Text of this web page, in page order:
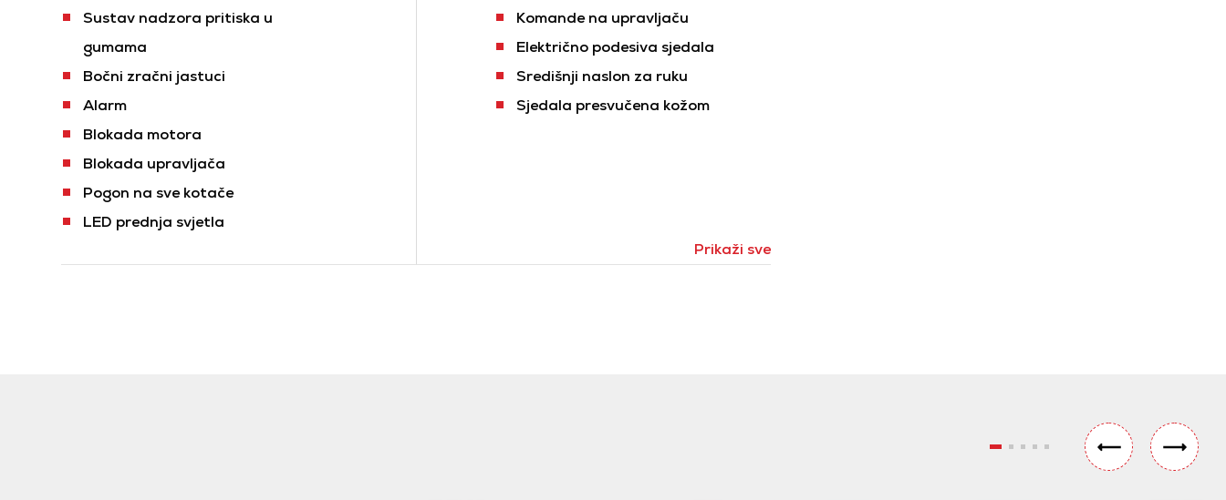
Sustav nadzora pritiska u
gumama
Bočni zračni jastuci
Alarm
Blokada motora
Blokada upravljača
Pogon na sve kotače
LED prednja svjetla
Komande na upravljaču
Električno podesiva sjedala
Središnji naslon za ruku
Sjedala presvučena kožom
Prikaži sve